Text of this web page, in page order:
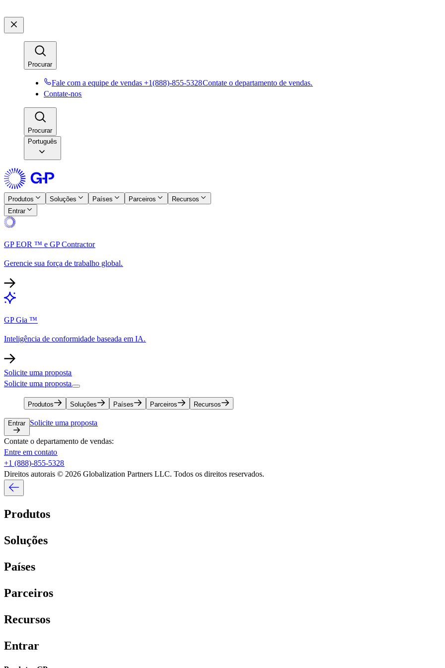
Procurar​​
Fale com a equipe de vendas +1(888)-855-5328​​Contate o departamento de vendas.​​
Contate-nos​​
Procurar​​
Português
Produtos​​ Soluções​​ Países​​ Parceiros​​
Recursos​​
Entrar​​
GP EOR ™ e GP Contractor​​
Gerencie sua força de trabalho global.​​
GP Gia ™​​
Inteligência de conformidade baseada em IA.​​
Solicite uma proposta​​
Solicite uma proposta​​
Produtos​​ Soluções​​ Países​​ Parceiros​​ Recursos​​
Entrar​​ Solicite uma proposta​​
Contate o departamento de vendas:​​
Entre em contato​​
+1 (888)-855-5328​​
Direitos autorais © 2026 Globalization Partners LLC. Todos os direitos reservados.​​
Produtos​​
Soluções​​
Países​​
Parceiros​​
Recursos​​
Entrar​​